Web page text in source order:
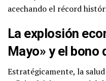
acechando el récord
La explosión
Mayo» y el bono
Estratégicamente, la